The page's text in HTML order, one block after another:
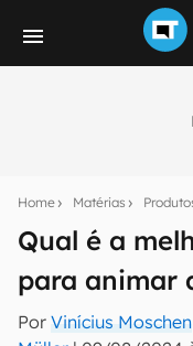
Home Matérias
Qual é a
para animar
Por Vinícius Moschen
notícias e reviews
mão.
E-mail